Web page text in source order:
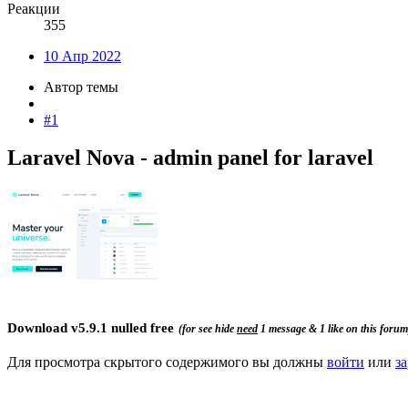
Реакции
355
10 Апр 2022
Автор темы
#1
Laravel Nova - admin panel for laravel​
Download v5.9.1 nulled free (for see hide need 1 message & 1 like on this
Для просмотра скрытого содержимого вы должны войти или